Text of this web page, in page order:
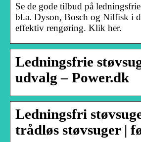
Se de gode tilbud på
bl.a. Dyson, Bosch og Nilfisk i
effektiv rengøring. Klik her.
Ledningsfrie
udvalg – Power.dk
Ledningsfri
trådløs støvsuger |